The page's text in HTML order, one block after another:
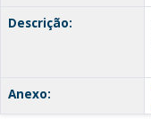
Descrição:
Anexo: